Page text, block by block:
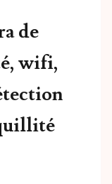
de
wifi,